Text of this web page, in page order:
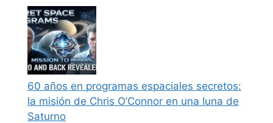
60 años en programas espaciales secretos:
la misión de Chris O’Connor en una luna de
Saturno